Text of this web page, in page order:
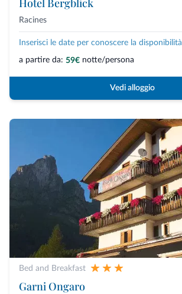
Racines
Inserisci le date per conoscere la disponibilità
a partire da: 59€ notte/persona
Vedi alloggio
Bed and Breakfast
Garni Ongaro